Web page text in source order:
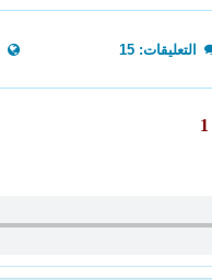
التعليقات: 15